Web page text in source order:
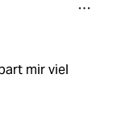
mir viel